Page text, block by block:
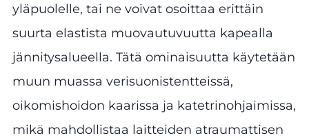
yläpuolelle, tai ne voivat osoittaa erittäin
suurta elastista muovautuvuutta kapealla
jännitysalueella. Tätä ominaisuutta käytetään
muun muassa verisuonistentteissä,
oikomishoidon kaarissa ja katetrinohjaimissa,
mikä mahdollistaa laitteiden atraumattisen